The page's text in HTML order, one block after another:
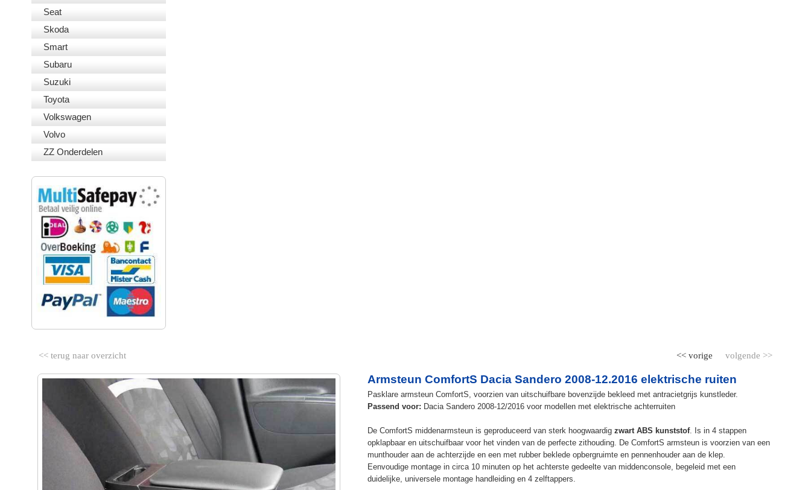
Seat
Skoda
Smart
Subaru
Suzuki
Toyota
Volkswagen
Volvo
ZZ Onderdelen
<< terug naar overzicht volgende >>
<< vorige
Armsteun ComfortS Dacia Sandero 2008-12.2016 elektrische ruiten
Pasklare armsteun ComfortS, voorzien van uitschuifbare bovenzijde bekleed met antracietgrijs kunstleder.
Passend voor: Dacia Sandero 2008-12/2016 voor modellen met elektrische achterruiten
De ComfortS middenarmsteun is geproduceerd van sterk hoogwaardig zwart ABS kunststof. Is in 4 stappen
opklapbaar en uitschuifbaar voor het vinden van de perfecte zithouding. De ComfortS armsteun is voorzien van een
munthouder aan de achterzijde en een met rubber beklede opbergruimte en pennenhouder aan de klep.
Eenvoudige montage in circa 10 minuten op het achterste gedeelte van middenconsole, begeleid met een
duidelijke, universele montage handleiding en 4 zelftappers.